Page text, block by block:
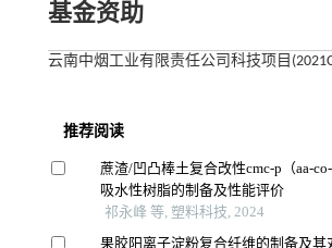
基金资助
云南中烟工业有限责任公司科技项目